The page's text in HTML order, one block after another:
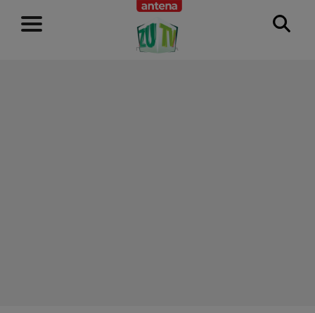
RECLAMĂ